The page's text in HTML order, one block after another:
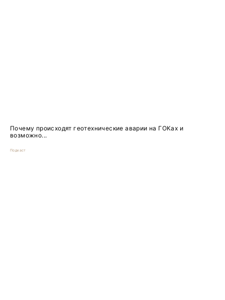
Почему происходят геотехнические аварии на ГОКах и
возможно...
Подкаст